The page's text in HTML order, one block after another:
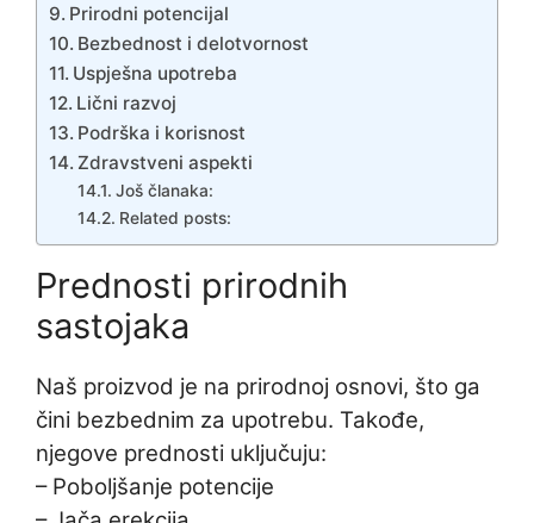
Prirodni potencijal
Bezbednost i delotvornost
Uspješna upotreba
Lični razvoj
Podrška i korisnost
Zdravstveni aspekti
Još članaka:
Related posts:
Prednosti prirodnih
sastojaka
Naš proizvod je na prirodnoj osnovi, što ga
čini bezbednim za upotrebu. Takođe,
njegove prednosti uključuju:
– Poboljšanje potencije